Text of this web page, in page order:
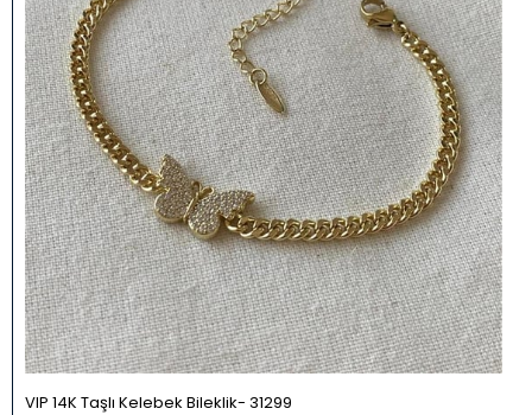
VIP 14K Taşlı Kelebek Bileklik 31299